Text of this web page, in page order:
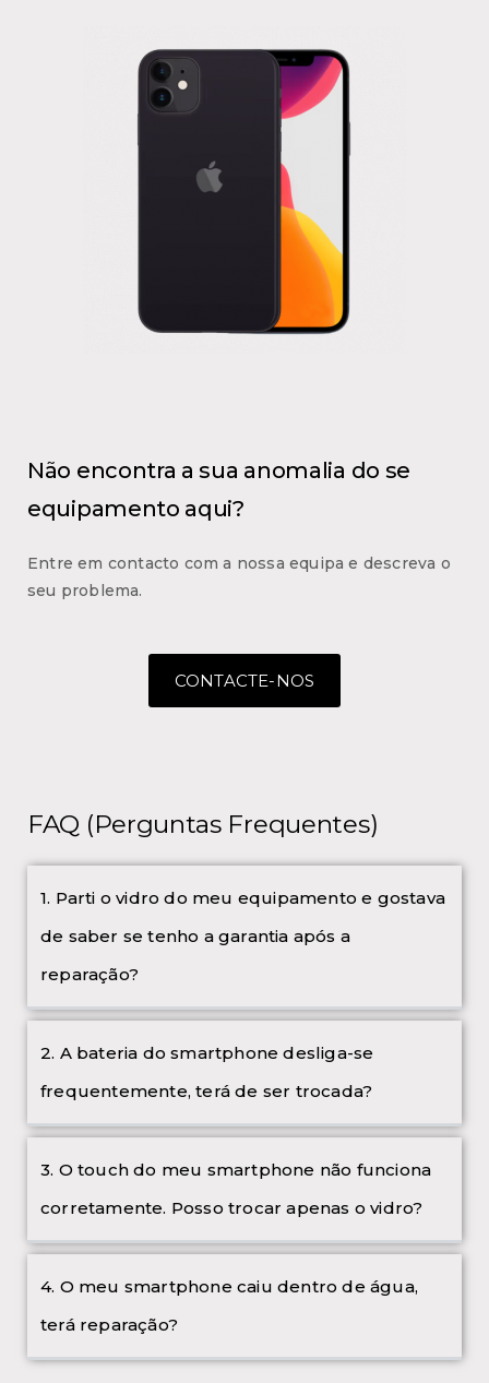
Não encontra a sua anomalia do se
equipamento aqui?
Entre em contacto com a nossa equipa e descreva o
seu problema.
CONTACTE-NOS
FAQ (Perguntas Frequentes)
1. Parti o vidro do meu equipamento e gostava
de saber se tenho a garantia após a
reparação?
2. A bateria do smartphone desliga-se
frequentemente, terá de ser trocada?
3. O touch do meu smartphone não funciona
corretamente. Posso trocar apenas o vidro?
4. O meu smartphone caiu dentro de água,
terá reparação?